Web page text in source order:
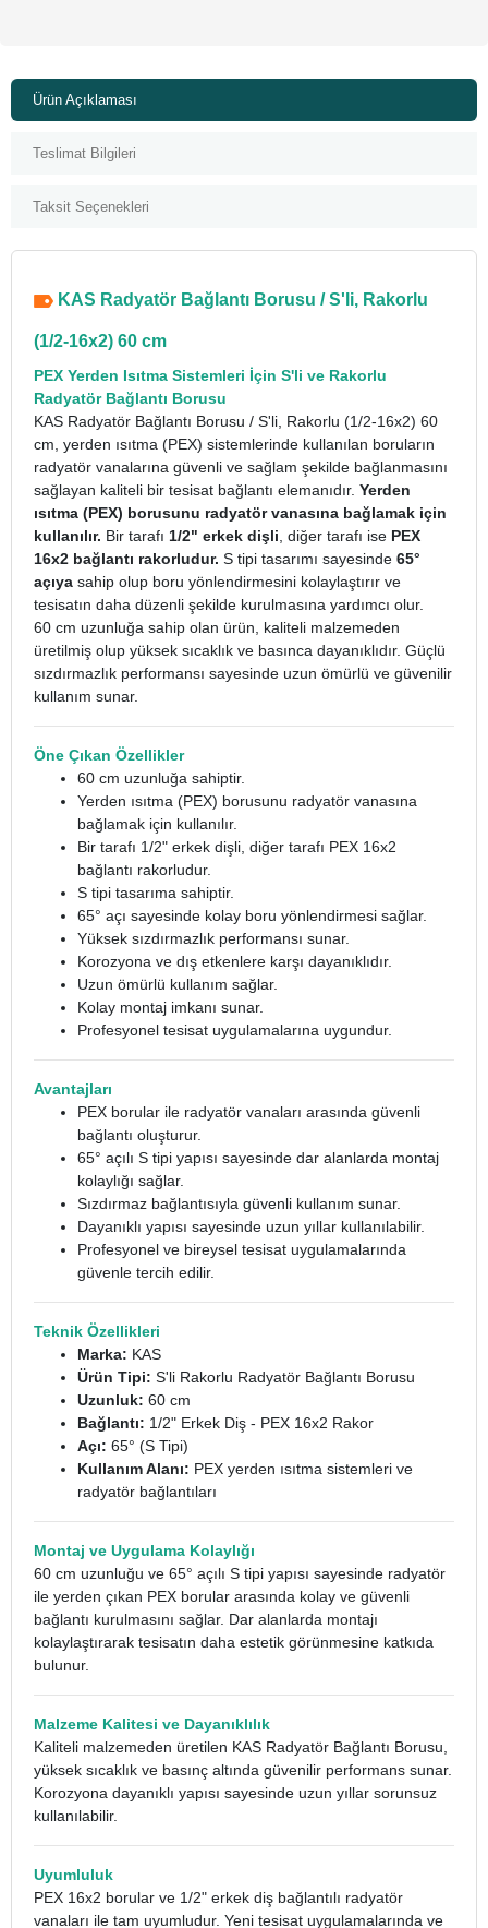
Ürün Açıklaması
Teslimat Bilgileri
Taksit Seçenekleri
KAS Radyatör Bağlantı Borusu / S'li, Rakorlu
(1/2-16x2) 60 cm
PEX Yerden Isıtma Sistemleri İçin S'li ve Rakorlu
Radyatör Bağlantı Borusu
KAS Radyatör Bağlantı Borusu / S'li, Rakorlu (1/2-16x2) 60
cm, yerden ısıtma (PEX) sistemlerinde kullanılan boruların
radyatör vanalarına güvenli ve sağlam şekilde bağlanmasını
sağlayan kaliteli bir tesisat bağlantı elemanıdır. Yerden
ısıtma (PEX) borusunu radyatör vanasına bağlamak için
kullanılır. Bir tarafı 1/2" erkek dişli , diğer tarafı ise PEX
16x2 bağlantı rakorludur. S tipi tasarımı sayesinde 65°
açıya sahip olup boru yönlendirmesini kolaylaştırır ve
tesisatın daha düzenli şekilde kurulmasına yardımcı olur.
60 cm uzunluğa sahip olan ürün, kaliteli malzemeden
üretilmiş olup yüksek sıcaklık ve basınca dayanıklıdır. Güçlü
sızdırmazlık performansı sayesinde uzun ömürlü ve güvenilir
kullanım sunar.
Öne Çıkan Özellikler
60 cm uzunluğa sahiptir.
Yerden ısıtma (PEX) borusunu radyatör vanasına
bağlamak için kullanılır.
Bir tarafı 1/2" erkek dişli, diğer tarafı PEX 16x2
bağlantı rakorludur.
S tipi tasarıma sahiptir.
65° açı sayesinde kolay boru yönlendirmesi sağlar.
Yüksek sızdırmazlık performansı sunar.
Korozyona ve dış etkenlere karşı dayanıklıdır.
Uzun ömürlü kullanım sağlar.
Kolay montaj imkanı sunar.
Profesyonel tesisat uygulamalarına uygundur.
Avantajları
PEX borular ile radyatör vanaları arasında güvenli
bağlantı oluşturur.
65° açılı S tipi yapısı sayesinde dar alanlarda montaj
kolaylığı sağlar.
Sızdırmaz bağlantısıyla güvenli kullanım sunar.
Dayanıklı yapısı sayesinde uzun yıllar kullanılabilir.
Profesyonel ve bireysel tesisat uygulamalarında
güvenle tercih edilir.
Teknik Özellikleri
Marka: KAS
Ürün Tipi: S'li Rakorlu Radyatör Bağlantı Borusu
Uzunluk: 60 cm
Bağlantı: 1/2" Erkek Diş - PEX 16x2 Rakor
Açı: 65° (S Tipi)
Kullanım Alanı: PEX yerden ısıtma sistemleri ve
radyatör bağlantıları
Montaj ve Uygulama Kolaylığı
60 cm uzunluğu ve 65° açılı S tipi yapısı sayesinde radyatör
ile yerden çıkan PEX borular arasında kolay ve güvenli
bağlantı kurulmasını sağlar. Dar alanlarda montajı
kolaylaştırarak tesisatın daha estetik görünmesine katkıda
bulunur.
Malzeme Kalitesi ve Dayanıklılık
Kaliteli malzemeden üretilen KAS Radyatör Bağlantı Borusu,
yüksek sıcaklık ve basınç altında güvenilir performans sunar.
Korozyona dayanıklı yapısı sayesinde uzun yıllar sorunsuz
kullanılabilir.
Uyumluluk
PEX 16x2 borular ve 1/2" erkek diş bağlantılı radyatör
vanaları ile tam uyumludur. Yeni tesisat uygulamalarında ve